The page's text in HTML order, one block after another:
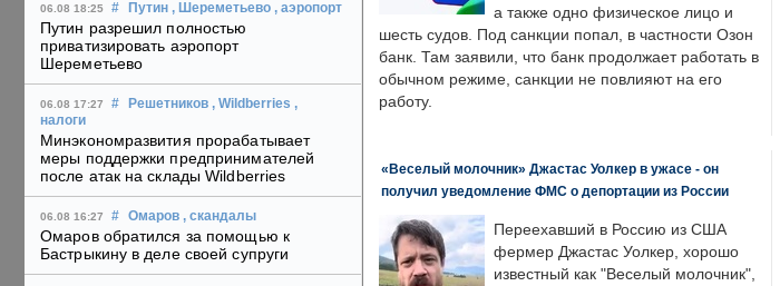
06.08 18:25 # Путин , Шереметьево , аэропорт
Путин разрешил полностью
приватизировать аэропорт
Шереметьево
06.08 17:27 # Решетников , Wildberries ,
налоги
Минэкономразвития прорабатывает
меры поддержки предпринимателей
после атак на склады Wildberries
06.08 16:27 # Омаров , скандалы
Омаров обратился за помощью к
Бастрыкину в деле своей супруги
а также одно физическое лицо и
шесть судов. Под санкции попал, в частности Озон
банк. Там заявили, что банк продолжает работать в
обычном режиме, санкции не повлияют на его
работу.
«Веселый молочник» Джастас Уолкер в ужасе - он
получил уведомление ФМС о депортации из России
Переехавший в Россию из США
фермер Джастас Уолкер, хорошо
известный как "Веселый молочник",